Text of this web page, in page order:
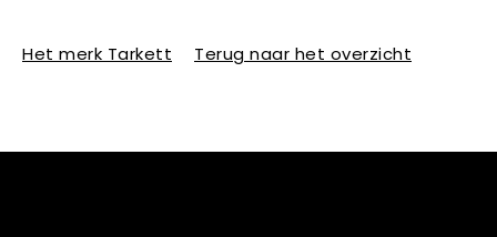
Het merk Tarkett Terug naar het overzicht